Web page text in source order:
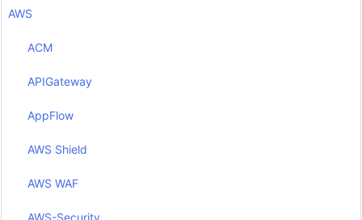
AWS
ACM
APIGateway
AppFlow
AWS Shield
AWS WAF
AWS-Security